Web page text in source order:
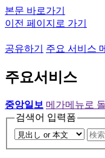
본문 바로가기
이전 페이지로 가기
공유하기 주요 서비스
주요서비스
중앙일보 메가메뉴로
검색어 입력폼